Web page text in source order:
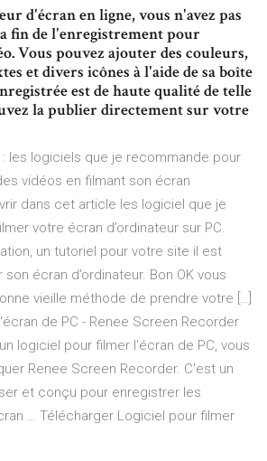
d'écran en ligne, vous n'avez pas
fin de l'enregistrement pour
Vous pouvez ajouter des couleurs,
et divers icônes à l'aide de sa boîte
est de haute qualité de telle
la publier directement sur votre
: les logiciels que je recommande pour
vidéos en filmant son écran
dans cet article les logiciel que je
votre écran d’ordinateur sur PC.
un tutoriel pour votre site il est
écran d’ordinateur. Bon OK vous
vieille méthode de prendre votre […]
de PC - Renee Screen Recorder
logiciel pour filmer l'écran de PC, vous
Renee Screen Recorder. C'est un
et conçu pour enregistrer les
… Télécharger Logiciel pour filmer